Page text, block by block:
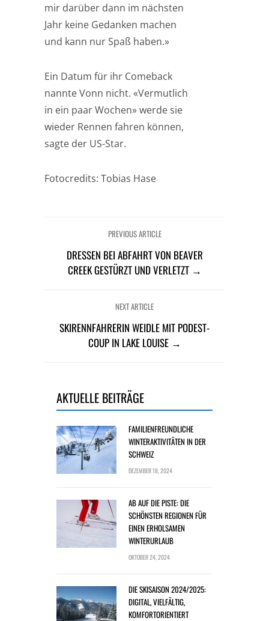
mir darüber dann im nächsten
Jahr keine Gedanken machen
und kann nur Spaß haben.»
Ein Datum für ihr Comeback
nannte Vonn nicht. «Vermutlich
in ein paar Wochen» werde sie
wieder Rennen fahren können,
sagte der US-Star.
Fotocredits: Tobias Hase
PREVIOUS ARTICLE
DRESSEN BEI ABFAHRT VON BEAVER C
REEK GESTÜRZT UND VERLETZT →
NEXT ARTICLE
SKIRENNFAHRERIN WEIDLE MIT PODEST-
COUP IN LAKE LOUISE →
AKTUELLE BEITRÄGE
FAMILIENFREUNDLICHE
WINTERAKTIVITÄTEN IN DER
SCHWEIZ
DEZEMBER 18, 2024
AB AUF DIE PISTE: DIE
SCHÖNSTEN REGIONEN FÜR
EINEN ERHOLSAMEN
WINTERURLAUB
OKTOBER 24, 2024
DIE SKISAISON 2024/2025:
DIGITAL, VIELFÄLTIG,
KOMFORTORIENTIERT